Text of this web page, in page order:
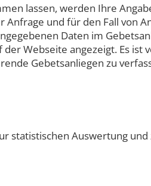
lassen, werden Ihre
und für den Fall von
Daten im
Webseite angezeigt. Es
Gebetsanliegen zu
statistischen Auswertung